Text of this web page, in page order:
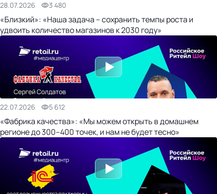
28.07.2026 3 480
«Близкий»: «Наша задача – сохранить темпы роста и
удвоить количество магазинов к 2030 году»
22.07.2026 5 612
«Фабрика качества»: «Мы можем открыть в домашнем
регионе до 300–400 точек, и нам не будет тесно»